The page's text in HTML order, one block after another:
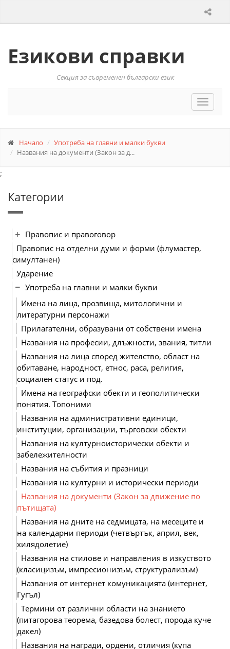
Езикови справки
Секция за съвременен български език
Toggle
Начало
Употреба на главни и малки букви
Названия на документи (Закон за д...
;
Категории
Правопис и правоговор
Правопис на отделни думи и форми (флумастер,
симултанен)
Ударение
Употреба на главни и малки букви
Имена на лица, прозвища, митологични и
литературни персонажи
Прилагателни, образувани от собствени имена
Названия на професии, длъжности, звания, титли
Названия на лица според жителство, област на
обитаване, народност, етнос, раса, религия,
социален статус и под.
Имена на географски обекти и геополитически
понятия. Топоними
Названия на административни единици,
институции, организации, търговски обекти
Названия на културноисторически обекти и
забележителности
Названия на събития и празници
Названия на културни и исторически периоди
Названия на документи (Закон за движение по
пътищата)
Названия на дните на седмицата, на месеците и
на календарни периоди (четвъртък, април, век,
хилядолетие)
Названия на стилове и направления в изкуството
(класицизъм, импресионизъм, структурализъм)
Названия от интернет комуникацията (интернет,
Гугъл)
Термини от различни области на знанието
(питагорова теорема, базедова болест, порода куче
дакел)
Названия на награди, ордени, отличия (купа